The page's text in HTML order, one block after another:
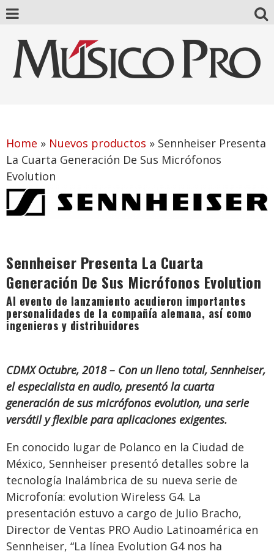
Home » Nuevos productos » Sennheiser Presenta
La Cuarta Generación De Sus Micrófonos
Evolution
Sennheiser Presenta La Cuarta
Generación De Sus Micrófonos Evolution
Al evento de lanzamiento acudieron importantes
personalidades de la compañía alemana, así como
ingenieros y distribuidores
CDMX Octubre, 2018 – Con un lleno total, Sennheiser,
el especialista en audio, presentó la cuarta
generación de sus micrófonos evolution, una serie
versátil y flexible para aplicaciones exigentes.
En conocido lugar de Polanco en la Ciudad de
México, Sennheiser presentó detalles sobre la
tecnología Inalámbrica de su nueva serie de
Microfonía: evolution Wireless G4. La
presentación estuvo a cargo de Julio Bracho,
Director de Ventas PRO Audio Latinoamérica en
Sennheiser, “La línea Evolution G4 nos ha